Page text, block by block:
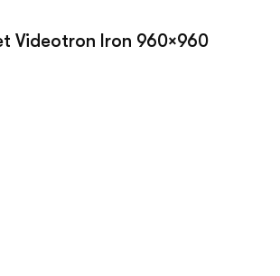
Videotron Iron 960×960